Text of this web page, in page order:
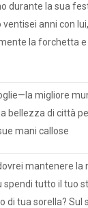
durante la sua
anni con lui,
la forchetta e
migliore
bellezza di città
mani callose
mantenere la
tutto il tuo
di tua sorella? Sul